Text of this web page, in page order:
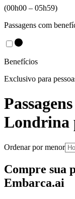
(00h00 – 05h59)
Passagens com
Benefícios
Exclusivo para
Londrina
Ordenar por menor
Compre sua
Embarca.ai